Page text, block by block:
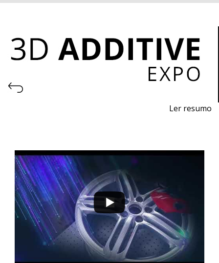
Ler resumo
quarta a sábado - 10h / 19h